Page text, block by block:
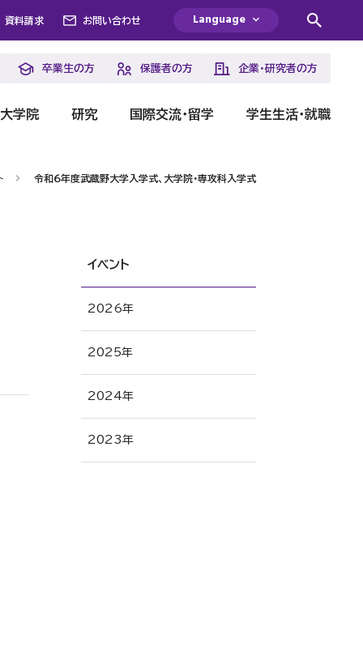
資料請求 お問い合わせ Language
卒業生の方 保護者の方 企業・研究者の方
大学院 研究 国際交流・留学 学生生活・就職
令和６年度武蔵野大学入学式、大学院・専攻科入学式
イベント
2026年
2025年
2024年
2023年